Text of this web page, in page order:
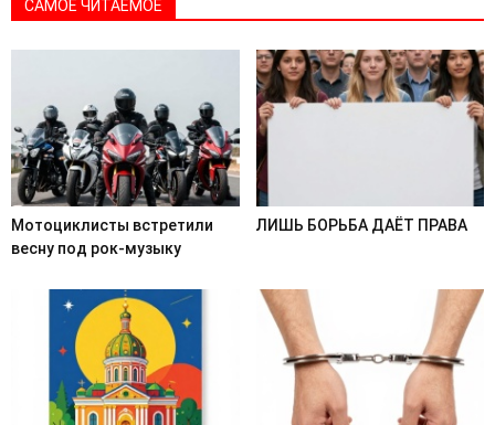
САМОЕ ЧИТАЕМОЕ
Мотоциклисты встретили
весну под рок-музыку
ЛИШЬ БОРЬБА ДАЁТ ПРАВА